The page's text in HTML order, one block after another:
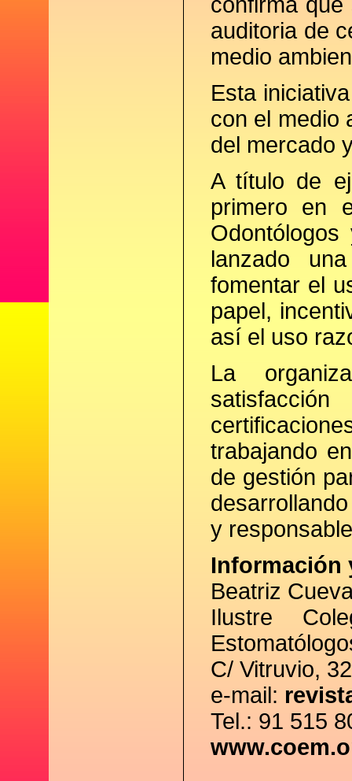
auditoria de
medio
Esta
con el medio
del mercado
A título de
primero en
lanzado
fomentar el
papel,
así el uso
La
trabajando
de gestión
y
Información
Beatriz
Ilustre
C/ Vitruvio,
e-mail:
Tel.: 91 515